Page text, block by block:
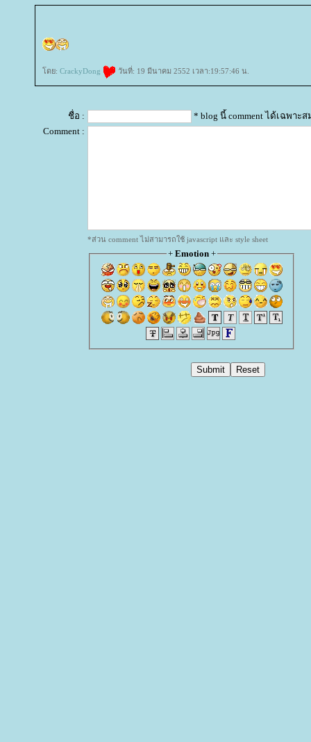
ดย: CrackyDong วันที่: 19 มีนาคม 2552 เวลา:19:57:46 น.
ชื่อ :
* blog นี้ comment ได้เฉพาะ
Comment :
*ส่วน comment ไม่สามารถใช้ javascript และ style sheet
+ Emotion+